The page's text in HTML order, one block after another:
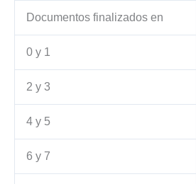
Documentos finalizados en
0 y 1
2 y 3
4 y 5
6 y 7